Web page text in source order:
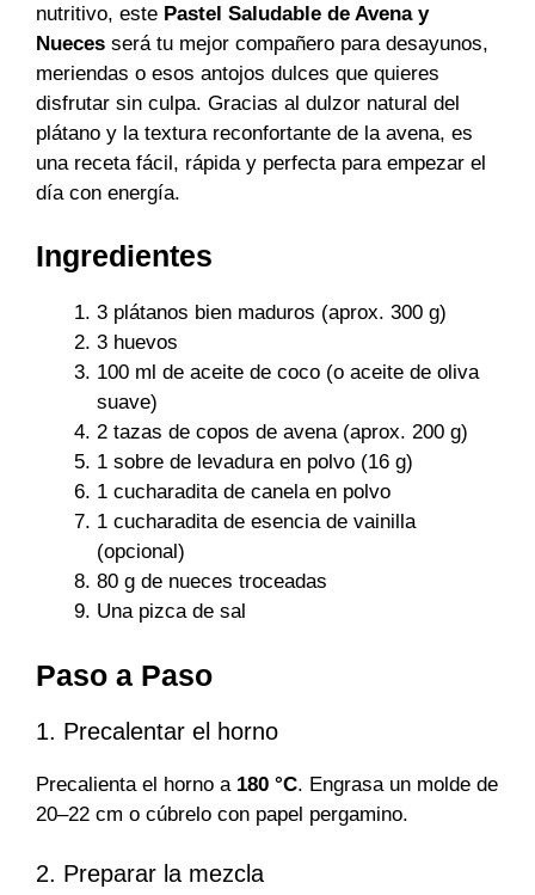
nutritivo, este Pastel Saludable de Avena y
Nueces será tu mejor compañero para desayunos,
meriendas o esos antojos dulces que quieres
disfrutar sin culpa. Gracias al dulzor natural del
plátano y la textura reconfortante de la avena, es
una receta fácil, rápida y perfecta para empezar el
día con energía.
Ingredientes
3 plátanos bien maduros (aprox. 300 g)
3 huevos
100 ml de aceite de coco (o aceite de oliva
suave)
2 tazas de copos de avena (aprox. 200 g)
1 sobre de levadura en polvo (16 g)
1 cucharadita de canela en polvo
1 cucharadita de esencia de vainilla
(opcional)
80 g de nueces troceadas
Una pizca de sal
Paso a Paso
1. Precalentar el horno
Precalienta el horno a 180 °C. Engrasa un molde de
20–22 cm o cúbrelo con papel pergamino.
2. Preparar la mezcla